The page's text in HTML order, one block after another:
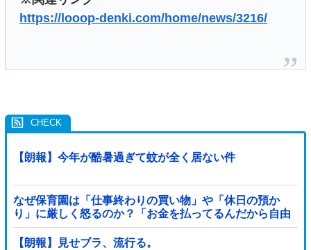
https://looop-denki.com/home/news/3216/
【朗報】今年が酷暑過ぎて蚊が全く居ない件
なぜ保育園は「仕事終わりの買い物」や「休日の預か
り」に厳しく怒るのか？「お金を払ってるんだから自由
だろ」主張する保護者 vs 「保育欠如のための施設」と諭
す保育士
【朗報】見せブラ、流行る。